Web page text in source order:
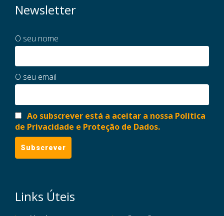
Links Úteis
Newsletter
O seu nome
O seu email
Ao subscrever está a aceitar a nossa Política
de Privacidade e Proteção de Dados.